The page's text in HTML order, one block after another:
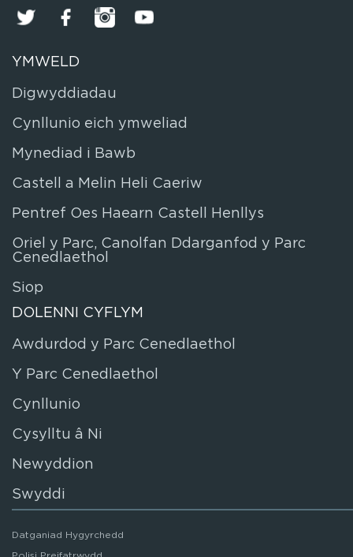
YMWELD
Digwyddiadau
Cynllunio eich ymweliad
Mynediad i Bawb
Castell a Melin Heli Caeriw
Pentref Oes Haearn Castell Henllys
Oriel y Parc, Canolfan Ddarganfod y Parc
Cenedlaethol
Siop
DOLENNI CYFLYM
Awdurdod y Parc Cenedlaethol
Y Parc Cenedlaethol
Cynllunio
Cysylltu â Ni
Newyddion
Swyddi
Datganiad Hygyrchedd
Polisi Preifatrwydd